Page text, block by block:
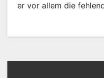
er vor allem die